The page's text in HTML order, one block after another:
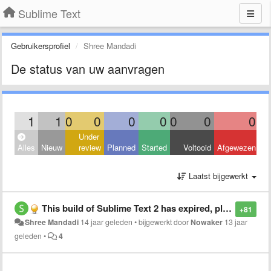
Sublime Text
Gebruikersprofiel Shree Mandadi
De status van uw aanvragen
1 1 0 0 0 0 0 0 0
Alles Nieuw
Under
review Planned Started Voltooid Afgewezen
Laatst bijgewerkt
+81
This build of Sublime Text 2 has expired, please update to a newer one from http://www.sublime.com
Shree Mandadi 14 jaar geleden •bijgewerkt door Nowaker 13 jaar
geleden • 4